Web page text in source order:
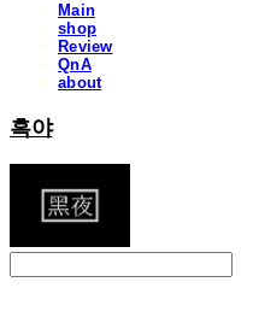
Main
shop
Review
QnA
about
흑야